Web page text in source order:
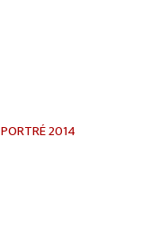
PORTRÉ 2014